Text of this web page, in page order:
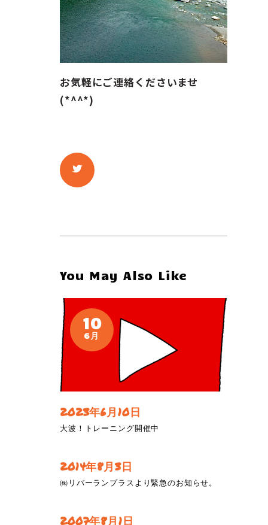
お気軽にご連絡くださいませ
(*^^*)
You May Also Like
10
6月
2023年6月10日
大波！トレーニング開催中
2014年8月3日
㈱リバーランプラスより緊急のお知らせ。
2007年8月1日